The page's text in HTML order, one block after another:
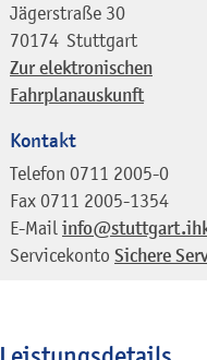
Jägerstraße 30
70174 Stuttgart
Zur elektronischen
Fahrplanauskunft
Kontakt
Telefon 0711 2005-0
Fax 0711 2005-1354
E-Mail
Servicekonto Sichere